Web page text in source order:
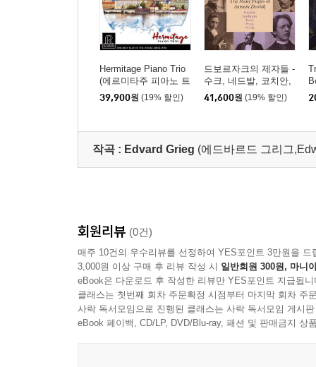
Hermitage Piano Trio
(에르미타주 피아노 트
리오) - Dvorak’s Circle
[SACD Hybrid]
39,900원 (19% 할인)
드보르자크의 제자들 -
수크, 네드발, 코치안,
노바크, 푸치크 외 (The
Many Pupils of Antonin
Fucik, Kocian etc)
41,600원 (19% 할인)
작곡 : Edvard Grieg (에드바르드 그리그
회원리뷰 (0건)
매주 10건의 우수리뷰를 선정하여 YES포인트 3만원을 드
3,000원 이상 구매 후 리뷰 작성 시 일반회원 300원, 마니
eBook은 다운로드 후 작성한 리뷰만 YES포인트 지급됩니
클래스는 첫번째 회차 주문확정 시점부터 마지막 회차 주
사락 독서모임으로 진행된 클래스는 사락 독서모임 게시
eBook 페이백, CD/LP, DVD/Blu-ray, 패션 및 판매금지 상